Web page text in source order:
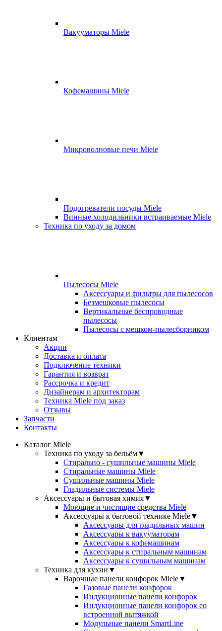
Вакууматоры Miele
Кофемашины Miele
Микроволновые печи Miele
Подогреватели посуды Miele
Винные холодильники встраиваемые Miele
Техника по уходу за домом
Пылесосы Miele
Аксессуары и фильтры для пылесосов
Безмешковые пылесосы
Вертикальные беспроводные
пылесосы
Пылесосы с мешком-пылесборником
Клиентам
Акции
Доставка и оплата
Подключение техники
Гарантия и возврат
Рассрочка и кредит
Дизайнерам и архитекторам
Техника Miele под заказ
Отзывы
Запчасти
Контакты
Каталог Miele
Техника по уходу за бельём▼
Стирально - сушильные машины Miele
Стиральные машины Miele
Сушильные машины Miele
Гладильные системы Miele
Аксессуары и бытовая химия▼
Моющие и чистящие средства Miele
Аксессуары к бытовой технике Miele▼
Аксессуары для гладильных машин
Аксессуары к вакууматорам
Аксессуары к кофемашинам
Аксессуары к стиральным машинам
Аксессуары к сушильным машинам
Техника для кухни ▼
Варочные панели конфорок Miele▼
Газовые панели конфорок
Индукционные панели конфорок
Индукционные панели конфорок со
встроенной вытяжкой
Модульные панели SmartLine